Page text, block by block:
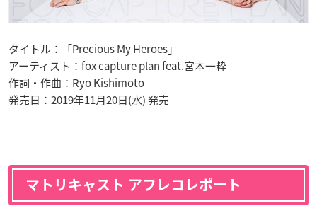
タイトル：「Precious My Heroes」
アーティスト：fox capture plan feat.宮本一粋
作詞・作曲：Ryo Kishimoto
発売日：2019年11月20日(水) 発売
マトリキャスト アフレコレポート